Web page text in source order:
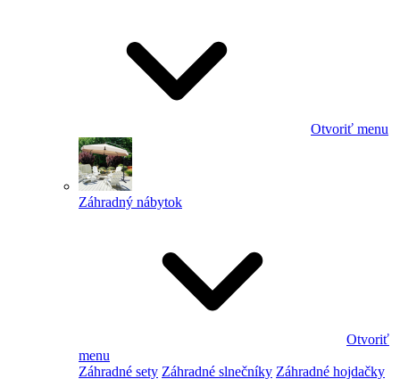
Otvoriť menu
Záhradný nábytok
Otvoriť
menu
Záhradné sety Záhradné slnečníky Záhradné hojdačky